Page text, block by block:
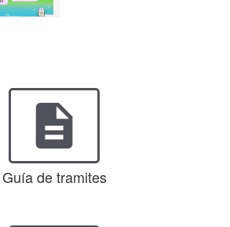
description
Guía de tramites